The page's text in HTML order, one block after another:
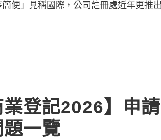
便」見稱國際，公司註冊處近年更推
業登記2026】申
題一覽